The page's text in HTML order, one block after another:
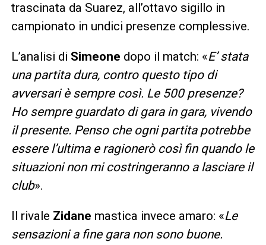
trascinata da Suarez, all’ottavo sigillo in
campionato in undici presenze complessive.
L’analisi di Simeone dopo il match: «E’ stata
una partita dura, contro questo tipo di
avversari è sempre così. Le 500 presenze?
Ho sempre guardato di gara in gara, vivendo
il presente. Penso che ogni partita potrebbe
essere l’ultima e ragionerò così fin quando le
situazioni non mi costringeranno a lasciare il
club».
Il rivale Zidane mastica invece amaro: «Le
sensazioni a fine gara non sono buone.